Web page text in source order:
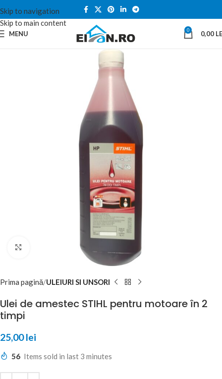
Skip to navigation
Skip to main content
MENU 0 0,00
Click to enlarge
Prima pagină ULEIURI SI UNSORI
Ulei de amestec STIHL pentru motoare în 2
timpi
25,00lei
56 Items sold in last 3 minutes